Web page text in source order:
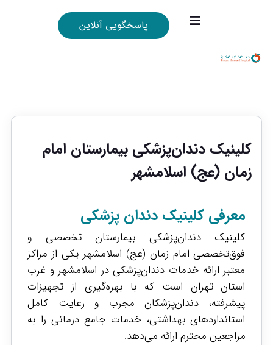
پاسخگویی آنلاین
کلینیک دندان‌پزشکی بیمارستان امام
زمان (عج) اسلامشهر
معرفی کلینیک دندان پزشکی
کلینیک دندان‌پزشکی بیمارستان تخصصی و
فوق‌تخصصی امام زمان (عج) اسلامشهر یکی از مراکز
معتبر ارائه خدمات دندان‌پزشکی در اسلامشهر و غرب
استان تهران است که با بهره‌گیری از تجهیزات
پیشرفته، دندان‌پزشکان مجرب و رعایت کامل
استانداردهای بهداشتی، خدمات جامع درمانی را به
مراجعین محترم ارائه می‌دهد.